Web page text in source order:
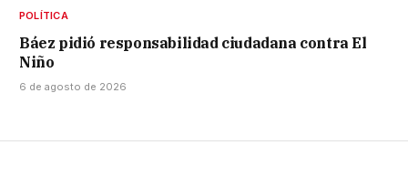
POLÍTICA
Báez pidió responsabilidad ciudadana contra El
Niño
6 de agosto de 2026